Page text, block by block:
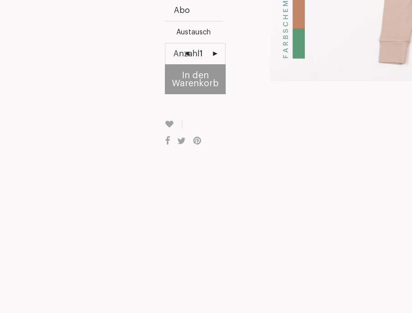
Abo
Austausch
Anzahl
In den
Warenkorb